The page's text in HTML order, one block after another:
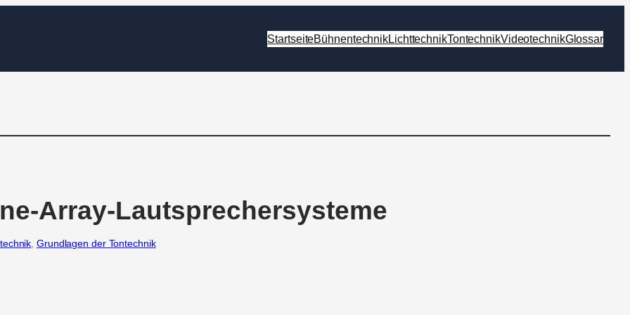
StartseiteBühnentechnikLichttechnikTontechnikVideotechnikGlossar
Array-Lautsprechersysteme
, Grundlagen der Tontechnik